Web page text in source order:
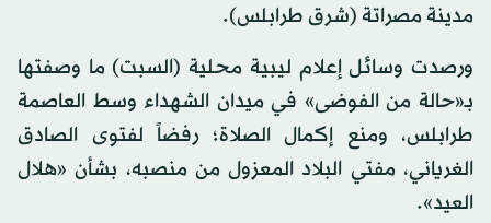
مدينة مصراتة (شرق طرابلس).
ورصدت وسائل إعلام ليبية محلية (السبت) ما وصفتها
بـ«حالة من الفوضى» في ميدان الشهداء وسط العاصمة
طرابلس، ومنع إكمال الصلاة؛ رفضاً لفتوى الصادق
الغرياني، مفتي البلاد المعزول من منصبه، بشأن «هلال
العيد».